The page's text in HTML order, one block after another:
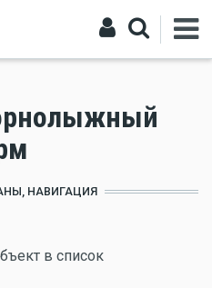
НАВИГАЦИЯ
в список